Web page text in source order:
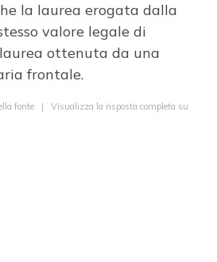
la laurea erogata dalla
valore legale di
ottenuta da una
frontale.
fonte | Visualizza la risposta completa su